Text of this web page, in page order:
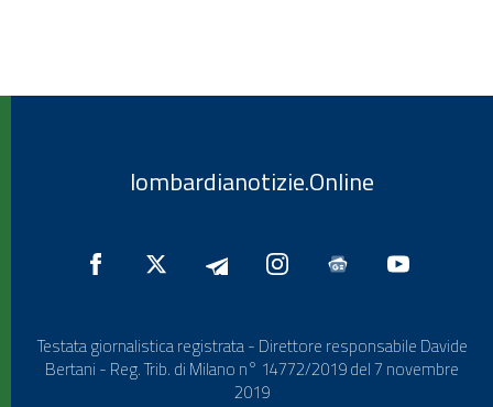
lombardianotizie.Online
Testata giornalistica registrata - Direttore responsabile Davide
Bertani - Reg. Trib. di Milano n° 14772/2019 del 7 novembre
2019